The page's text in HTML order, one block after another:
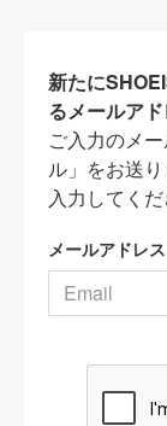
新たに
るメールア
ご入力のメ
ル」をお送
入力してくだ
メールアドレス